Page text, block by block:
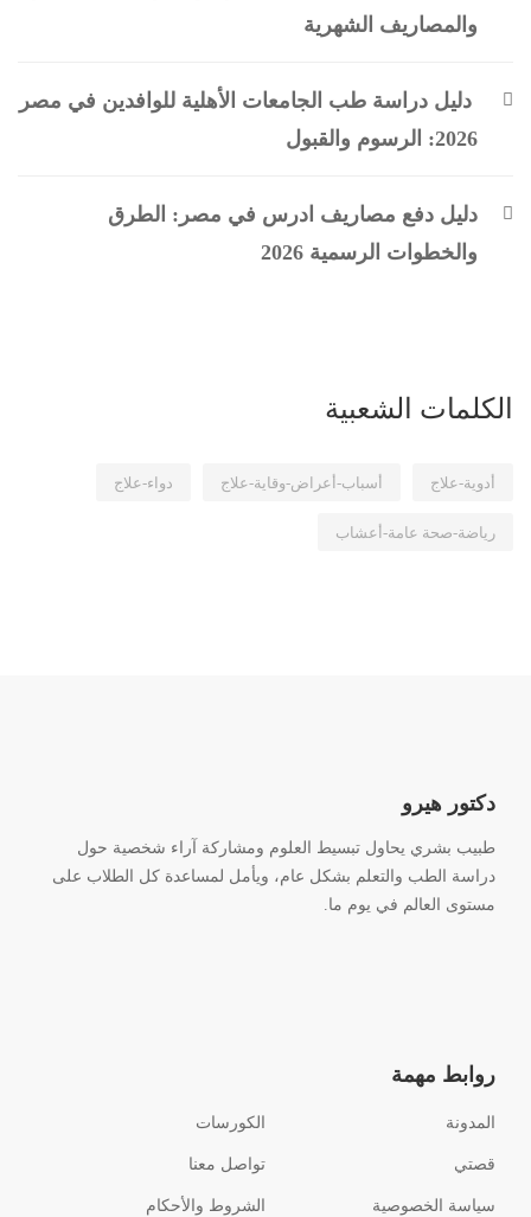
والمصاريف الشهرية
دليل دراسة طب الجامعات الأهلية للوافدين في مصر
2026: الرسوم والقبول
دليل دفع مصاريف ادرس في مصر: الطرق
والخطوات الرسمية 2026
الكلمات الشعبية
أدوية-علاج أسباب-أعراض-وقاية-علاج دواء-علاج
رياضة-صحة عامة-أعشاب
دكتور هيرو
طبيب بشري يحاول تبسيط العلوم ومشاركة آراء شخصية حول
دراسة الطب والتعلم بشكل عام، ويأمل لمساعدة كل الطلاب على
مستوى العالم في يوم ما.
روابط مهمة
المدونة الكورسات
قصتي تواصل معنا
سياسة الخصوصية الشروط والأحكام